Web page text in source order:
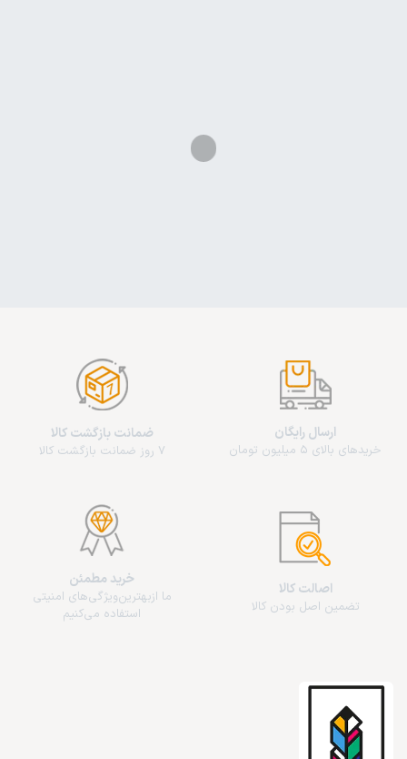
ارسال رایگان
خریدهای بالای 5 میلیون تومان
ضمانت بازگشت کالا
7 روز ضمانت بازگشت کالا
اصالت کالا
تضمین اصل بودن کالا
خرید مطمئن
ما از‌بهترین‌ویژگی‌های امنیتی
استفاده می‌کنیم